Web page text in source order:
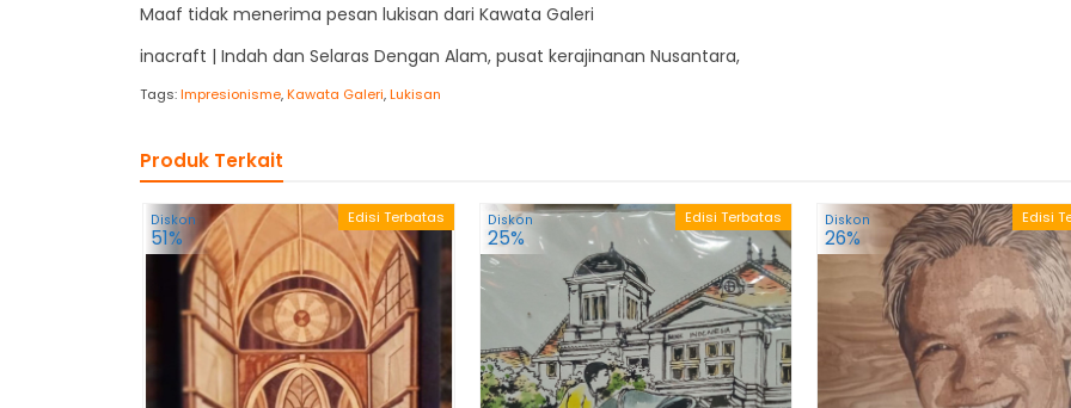
Maaf tidak menerima pesan lukisan dari Kawata Galeri
inacraft | Indah dan Selaras Dengan Alam, pusat kerajinanan Nusantara,
Tags:Impresionisme,Kawata Galeri,Lukisan
Produk Terkait
Edisi Terbatas
Diskon
51%
Edisi Terbatas
Diskon
25%
Edisi
Diskon
26%